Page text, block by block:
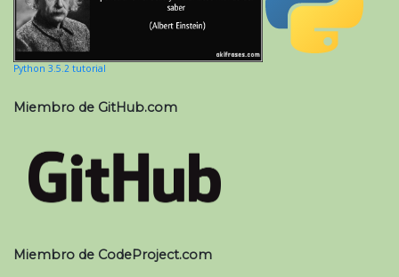
Python 3.5.2 tutorial
Miembro de GitHub.com
Miembro de CodeProject.com